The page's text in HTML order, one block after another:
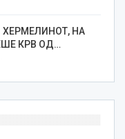
ХЕРМЕЛИНОТ, НА
КРВ ОД…